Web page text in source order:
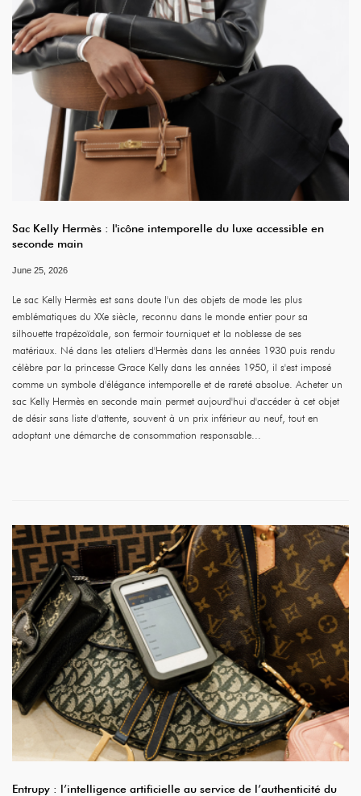
Sac Kelly Hermès : l'icône intemporelle du luxe accessible en
seconde main
June 25, 2026
Le sac Kelly Hermès est sans doute l'un des objets de mode les plus
emblématiques du XXe siècle, reconnu dans le monde entier pour sa
silhouette trapézoïdale, son fermoir tourniquet et la noblesse de ses
matériaux. Né dans les ateliers d'Hermès dans les années 1930 puis rendu
célèbre par la princesse Grace Kelly dans les années 1950, il s'est imposé
comme un symbole d'élégance intemporelle et de rareté absolue. Acheter un
sac Kelly Hermès en seconde main permet aujourd'hui d'accéder à cet objet
de désir sans liste d'attente, souvent à un prix inférieur au neuf, tout en
adoptant une démarche de consommation responsable...
Entrupy : l’intelligence artificielle au service de l’authenticité du